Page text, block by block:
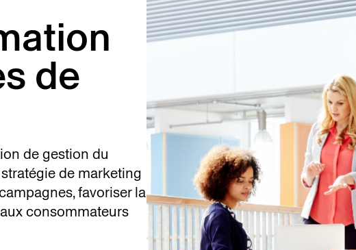
de
de gestion du
de marketing
favoriser la
consommateurs